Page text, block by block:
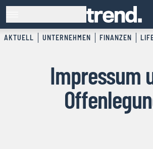
AKTUELL UNTERNEHMEN FINANZEN
Impressum